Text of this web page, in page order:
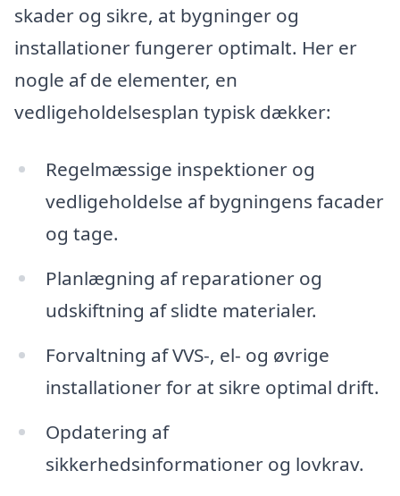
skader og sikre, at bygninger og
installationer fungerer optimalt. Her er
nogle af de elementer, en
vedligeholdelsesplan typisk dækker:
Regelmæssige inspektioner og
vedligeholdelse af bygningens facader
og tage.
Planlægning af reparationer og
udskiftning af slidte materialer.
Forvaltning af VVS-, el- og øvrige
installationer for at sikre optimal drift.
Opdatering af
sikkerhedsinformationer og lovkrav.